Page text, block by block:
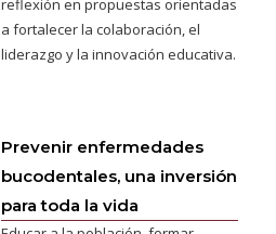
reflexión en propuestas orientadas
a fortalecer la colaboración, el
liderazgo y la innovación educativa.
Prevenir enfermedades
bucodentales, una inversión
para toda la vida